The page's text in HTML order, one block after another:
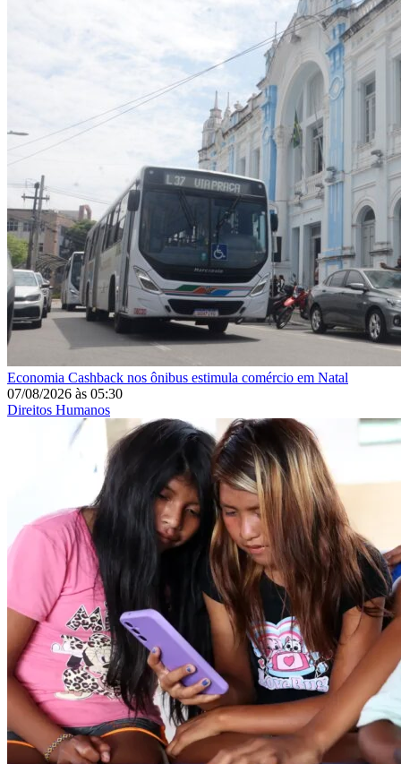
Economia Cashback nos ônibus estimula comércio em Natal
07/08/2026 às 05:30
Direitos Humanos